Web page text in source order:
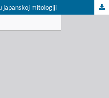
japanskoj mitologiji